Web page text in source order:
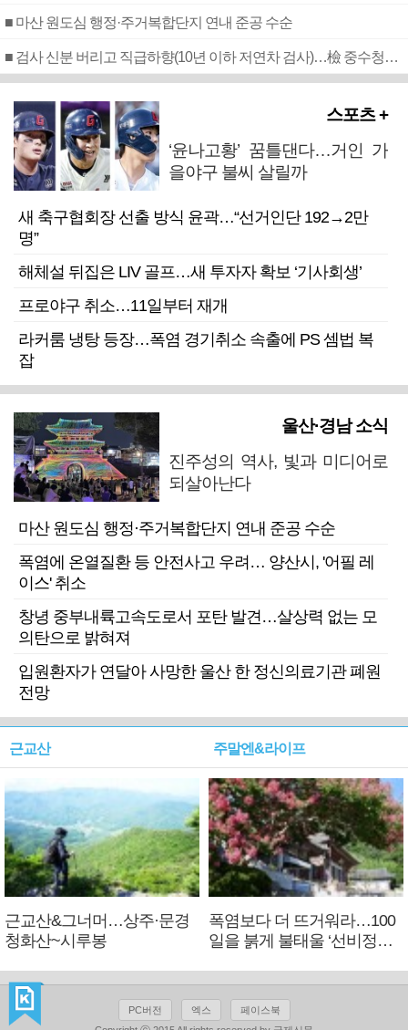
■ 마산 원도심 행정·주거복합단지 연내 준공 수순
■ 검사 신분 버리고 직급하향(10년 이하 저연차 검사)…檢 중수청행 기피
스포츠 +
‘윤나고황’ 꿈틀댄다…거인 가
을야구 불씨 살릴까
새 축구협회장 선출 방식 윤곽…“선거인단 192→2만
명”
해체설 뒤집은 LIV 골프…새 투자자 확보 ‘기사회생’
프로야구 취소…11일부터 재개
라커룸 냉탕 등장…폭염 경기취소 속출에 PS 셈법 복
잡
울산·경남 소식
진주성의 역사, 빛과 미디어로
되살아난다
마산 원도심 행정·주거복합단지 연내 준공 수순
폭염에 온열질환 등 안전사고 우려… 양산시, '어필 레
이스' 취소
창녕 중부내륙고속도로서 포탄 발견…살상력 없는 모
의탄으로 밝혀져
입원환자가 연달아 사망한 울산 한 정신의료기관 폐원
전망
근교산
근교산&그너머…상주·문경
청화산~시루봉
주말엔&라이프
폭염보다 더 뜨거워라…100
일을 붉게 불태울 ‘선비정신’
PC버전 엑스
페이스북